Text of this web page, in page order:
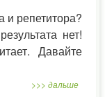
и репетитора?
нет!
Давайте
>>> дальше